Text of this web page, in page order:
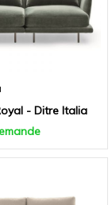
- Ditre Italia